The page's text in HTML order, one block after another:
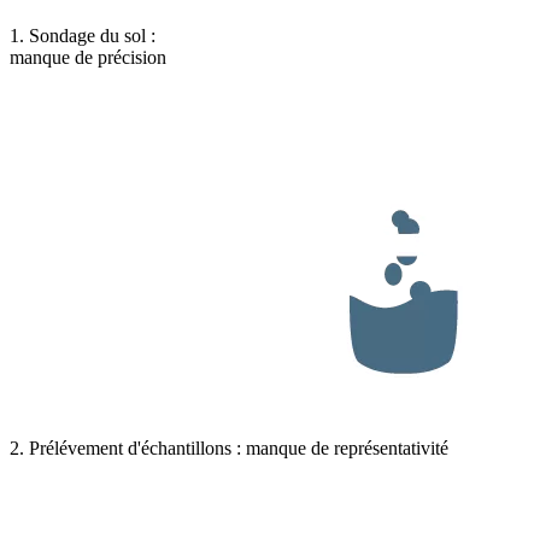
1. Sondage du sol :
manque de précision
2. Prélévement d'échantillons : manque de représentativité